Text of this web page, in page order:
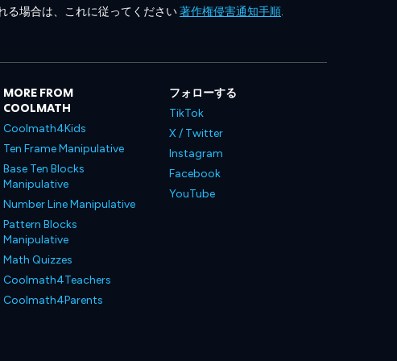
る場合は、これに従ってください著作権侵害通知手順.
MORE FROM
COOLMATH
Coolmath4Kids
Ten Frame Manipulative
Base Ten Blocks
Manipulative
Number Line Manipulative
Pattern Blocks
Manipulative
Math Quizzes
Coolmath4Teachers
Coolmath4Parents
フォローする
TikTok
X / Twitter
Instagram
Facebook
YouTube